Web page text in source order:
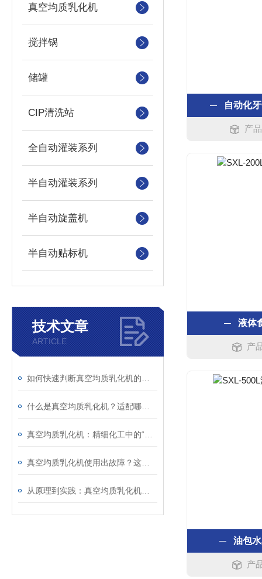
真空均质乳化机
搅拌锅
储罐
CIP清洗站
全自动灌装系列
半自动灌装系列
半自动旋盖机
半自动贴标机
技术文章
ARTICLE
自动化
产
液体
产
油包
产